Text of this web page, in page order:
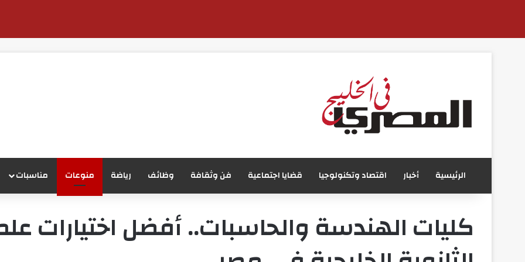
الرئيسية أخبار اقتصاد وتكنولوجيا قضايا اجتماعية فن وثقافة وظائف رياضة منوعات مناسبات
كليات الهندسة والحاسبات.. أفضل اختيارات